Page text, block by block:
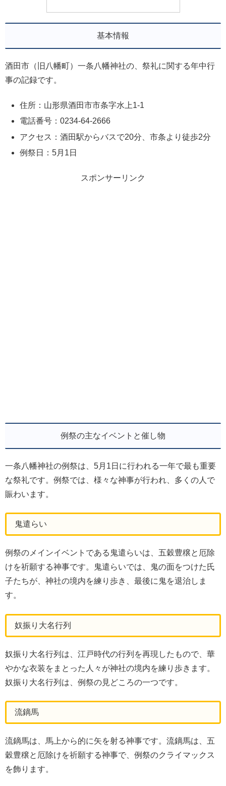
基本情報
酒田市（旧八幡町）一条八幡神社の、祭礼に関する年中行
事の記録です。
住所：山形県酒田市市条字水上1-1
電話番号：0234-64-2666
アクセス：酒田駅からバスで20分、市条より徒歩2分
例祭日：5月1日
スポンサーリンク
例祭の主なイベントと催し物
一条八幡神社の例祭は、5月1日に行われる一年で最も重要
な祭礼です。例祭では、様々な神事が行われ、多くの人で
賑わいます。
鬼遣らい
例祭のメインイベントである鬼遣らいは、五穀豊穣と厄除
けを祈願する神事です。鬼遣らいでは、鬼の面をつけた氏
子たちが、神社の境内を練り歩き、最後に鬼を退治しま
す。
奴振り大名行列
奴振り大名行列は、江戸時代の行列を再現したもので、華
やかな衣装をまとった人々が神社の境内を練り歩きます。
奴振り大名行列は、例祭の見どころの一つです。
流鏑馬
流鏑馬は、馬上から的に矢を射る神事です。流鏑馬は、五
穀豊穣と厄除けを祈願する神事で、例祭のクライマックス
を飾ります。